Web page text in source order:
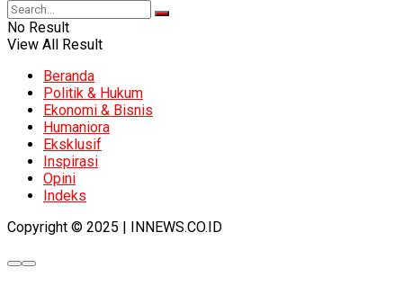
No Result
View All Result
Beranda
Politik & Hukum
Ekonomi & Bisnis
Humaniora
Eksklusif
Inspirasi
Opini
Indeks
Copyright © 2025 | INNEWS.CO.ID